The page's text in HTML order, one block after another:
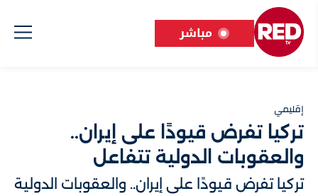
مباشر
إقليمي
تركيا تفرض قيودًا على إيران..
والعقوبات الدولية تتفاعل
تركيا تفرض قيودًا على إيران.. والعقوبات الدولية